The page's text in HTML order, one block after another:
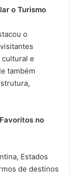
o Turismo
o
e
também
no
Estados
de destinos